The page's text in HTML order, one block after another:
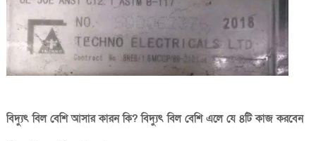
বিদ্যুৎ বিল বেশি আসার কারন কি? বিদ্যুৎ বিল বেশি এলে যে ৪টি কাজ করবেন